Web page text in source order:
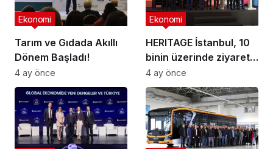
Tarım ve Gıdada Akıllı
Dönem Başladı!
Ekonomi
4 ay önce
HERITAGE İstanbul, 10
binin üzerinde ziyaretçi
ağırladı
Ekonomi
4 ay önce